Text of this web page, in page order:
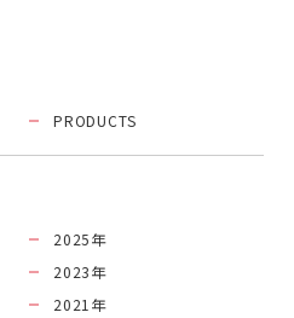
PRODUCTS
2025年
2023年
2021 年